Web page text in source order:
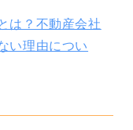
は？不動産会社
い理由につい